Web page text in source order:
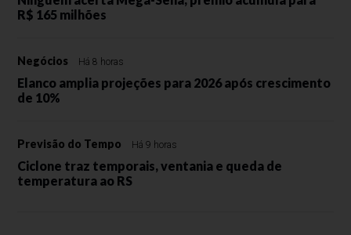
R$ 165 milhões
Negócios Há 8 horas
Elanco amplia projeções para 2026 após crescimento
de 10%
Previsão do Tempo Há 9 horas
Ciclone traz temporais, ventania e queda de
temperatura ao RS